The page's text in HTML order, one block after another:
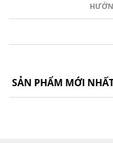
SẢN PHẨM MỚI